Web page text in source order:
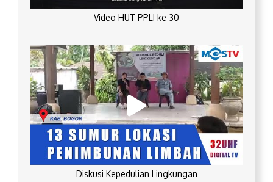
Video HUT PPLI ke-30
Diskusi Kepedulian Lingkungan